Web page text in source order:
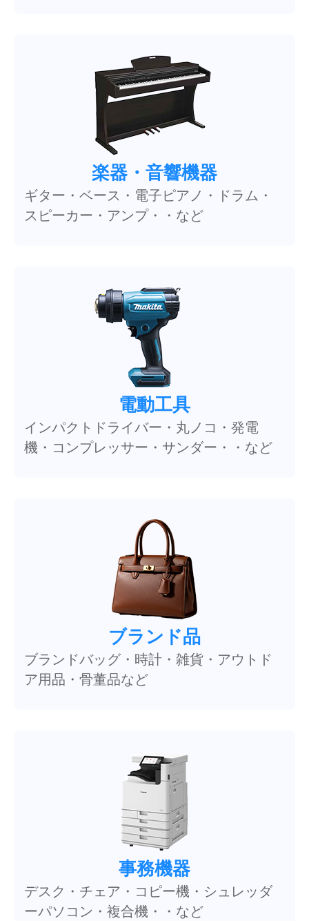
楽器・音響機器
ギター・ベース・電子ピアノ・ドラム・
スピーカー・アンプ・・など
電動工具
インパクトドライバー・丸ノコ・発電
機・コンプレッサー・サンダー・・など
ブランド品
ブランドバッグ・時計・雑貨・アウトド
ア用品・骨董品など
事務機器
デスク・チェア・コピー機・シュレッダ
ーパソコン・複合機・・など